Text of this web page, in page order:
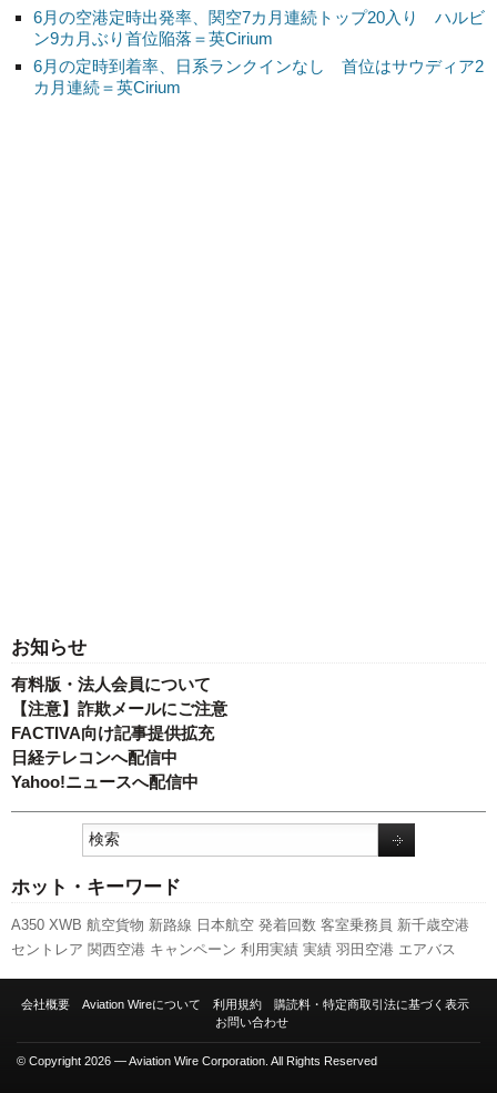
6月の空港定時出発率、関空7カ月連続トップ20入り ハルビ
ン9カ月ぶり首位陥落＝英Cirium
6月の定時到着率、日系ランクインなし 首位はサウディア2
カ月連続＝英Cirium
お知らせ
有料版・法人会員について
【注意】詐欺メールにご注意
FACTIVA向け記事提供拡充
日経テレコンへ配信中
Yahoo!ニュースへ配信中
ホット・キーワード
A350 XWB 航空貨物 新路線 日本航空 発着回数 客室乗務員 新千歳空港
セントレア 関西空港 キャンペーン 利用実績 実績 羽田空港 エアバス
成田空港
人事 先週の注目記事 伊丹空港 ボーイング 新型コロナウイルス
ANAホールディングス
ライヤー 777
会社概要 Aviation Wireについて 利用規約
購読料・特定商取引法に基づく表示
お問い合わせ
© Copyright 2026 — Aviation Wire Corporation. All Rights Reserved